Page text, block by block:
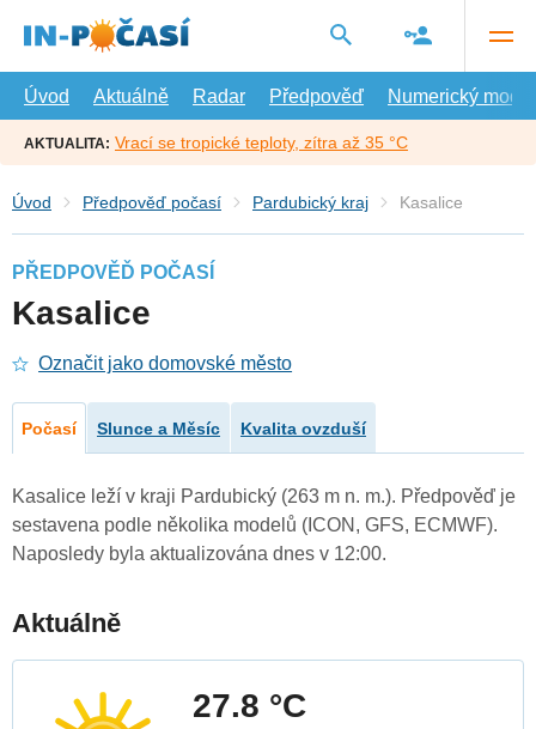
hlavní
Úvod
Aktuálně Radar Předpověď Numerický model
AKTUALITA: Vrací se tropické teploty, zítra až 35 °C
Úvod Předpověď počasí Pardubický kraj Kasalice
PŘEDPOVĚĎ POČASÍ
Kasalice
Označit jako domovské město
Počasí Slunce a Měsíc Kvalita ovzduší
Kasalice leží v kraji Pardubický (263 m n. m.). Předpověď je
sestavena podle několika modelů (ICON, GFS, ECMWF).
Naposledy byla aktualizována dnes v 12:00.
Aktuálně
27.8 °C